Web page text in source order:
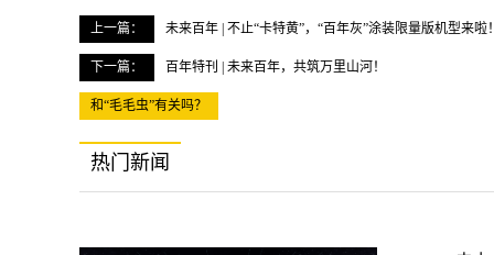
上一篇： 未来百年 | 不止“卡特黄”，“百年灰”涂装限量版机型来啦
下一篇： 百年特刊 | 未来百年，共筑万里山河！
和“毛毛虫”有关吗？
热门新闻